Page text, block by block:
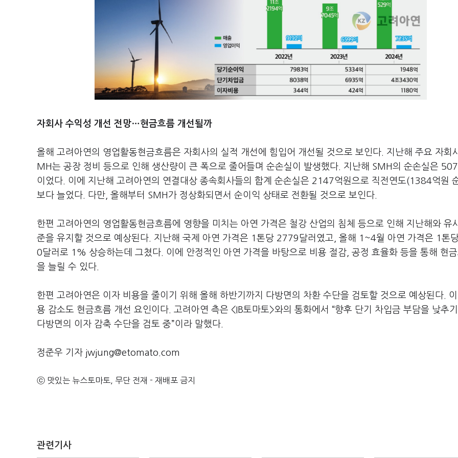
자회사 수익성 개선 전망…현금흐름 개선될까
올해 고려아연의 영업활동현금흐름은 자회사의 실적 개선에 힘입어 개선될 것으로 보인다. 지난해 주요 자회
MH는 공장 정비 등으로 인해 생산량이 큰 폭으로 줄어들며 순손실이 발생했다. 지난해 SMH의 순손실은
이었다. 이에 지난해 고려아연의 연결대상 종속회사들의 합계 순손실은 2147억원으로 직전연도(1384억원
보다 늘었다. 다만, 올해부터 SMH가 정상화되면서 순이익 상태로 전환될 것으로 보인다.
한편 고려아연의 영업활동현금흐름에 영향을 미치는 아연 가격은 철강 산업의 침체 등으로 인해 지난해와 유
준을 유지할 것으로 예상된다. 지난해 국제 아연 가격은 1톤당 2779달러였고, 올해 1~4월 아연 가격은 1톤
0달러로 1% 상승하는데 그쳤다. 이에 안정적인 아연 가격을 바탕으로 비용 절감, 공정 효율화 등을 통해 현
을 늘릴 수 있다.
한편 고려아연은 이자 비용을 줄이기 위해 올해 하반기까지 다방면의 차환 수단을 검토할 것으로 예상된다. 이
용 감소도 현금흐름 개선 요인이다. 고려아연 측은 <IB토마토>와의 통화에서 “향후 단기 차입금 부담을 낮추
다방면의 이자 감축 수단을 검토 중”이라 말했다.
정준우 기자 jwjung@etomato.com
ⓒ 맛있는 뉴스토마토, 무단 전재 - 재배포 금지
관련기사